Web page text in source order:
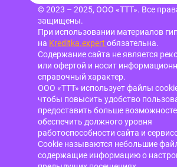
© 2023 – 2025, ООО «ТТТ». Все
защищены.
При использовании материалов
на Kreditka.expert обязательна.
Содержание сайта не является
или офертой и носит
справочный характер.
ООО «ТТТ» использует файлы
чтобы повысить удобство
предоставить больше
обеспечить должного уровня
работоспособности сайта и
Cookie называются небольшие
содержащие информацию о